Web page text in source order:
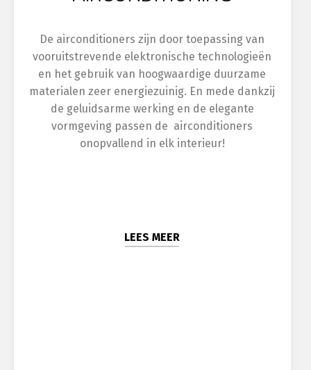
De airconditioners zijn door toepassing van
vooruitstrevende elektronische technologieën
en het gebruik van hoogwaardige duurzame
materialen zeer energiezuinig. En mede dankzij
de geluidsarme werking en de elegante
vormgeving passen de airconditioners
onopvallend in elk interieur!
LEES MEER